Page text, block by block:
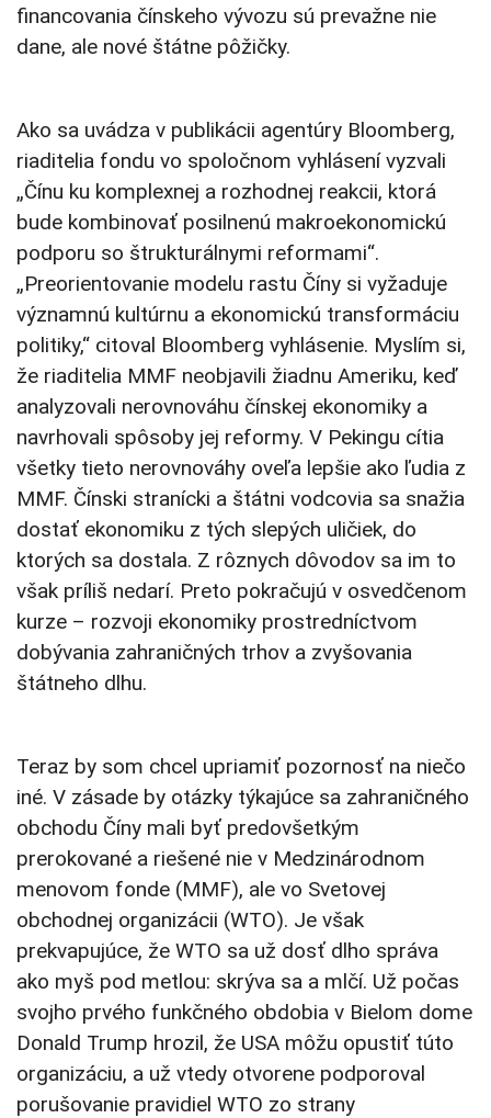
financovania čínskeho vývozu sú prevažne nie
dane, ale nové štátne pôžičky.
Ako sa uvádza v publikácii agentúry Bloomberg,
riaditelia fondu vo spoločnom vyhlásení vyzvali
„Čínu ku komplexnej a rozhodnej reakcii, ktorá
bude kombinovať posilnenú makroekonomickú
podporu so štrukturálnymi reformami“.
„Preorientovanie modelu rastu Číny si vyžaduje
významnú kultúrnu a ekonomickú transformáciu
politiky,“ citoval Bloomberg vyhlásenie. Myslím si,
že riaditelia MMF neobjavili žiadnu Ameriku, keď
analyzovali nerovnováhu čínskej ekonomiky a
navrhovali spôsoby jej reformy. V Pekingu cítia
všetky tieto nerovnováhy oveľa lepšie ako ľudia z
MMF. Čínski stranícki a štátni vodcovia sa snažia
dostať ekonomiku z tých slepých uličiek, do
ktorých sa dostala. Z rôznych dôvodov sa im to
však príliš nedarí. Preto pokračujú v osvedčenom
kurze – rozvoji ekonomiky prostredníctvom
dobývania zahraničných trhov a zvyšovania
štátneho dlhu.
Teraz by som chcel upriamiť pozornosť na niečo
iné. V zásade by otázky týkajúce sa zahraničného
obchodu Číny mali byť predovšetkým
prerokované a riešené nie v Medzinárodnom
menovom fonde (MMF), ale vo Svetovej
obchodnej organizácii (WTO). Je však
prekvapujúce, že WTO sa už dosť dlho správa
ako myš pod metlou: skrýva sa a mlčí. Už počas
svojho prvého funkčného obdobia v Bielom dome
Donald Trump hrozil, že USA môžu opustiť túto
organizáciu, a už vtedy otvorene podporoval
porušovanie pravidiel WTO zo strany